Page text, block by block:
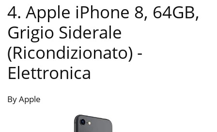
4. Apple iPhone 8, 64GB,
Grigio Siderale
(Ricondizionato) -
Elettronica
By Apple